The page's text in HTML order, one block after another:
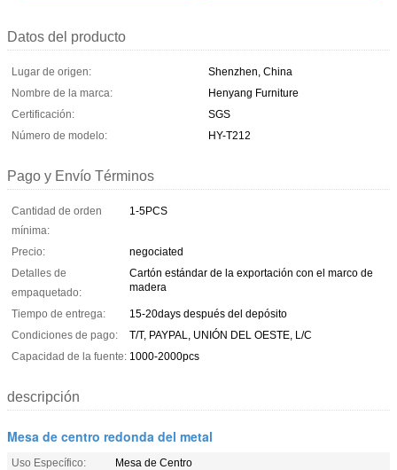
Datos del producto
Lugar de origen:
Shenzhen, China
Nombre de la marca:
Henyang Furniture
Certificación:
SGS
Número de modelo:
HY-T212
Pago y Envío Términos
Cantidad de orden
mínima:
1-5PCS
Precio:
negociated
Detalles de
empaquetado:
Cartón estándar de la exportación con el marco de
madera
Tiempo de entrega:
15-20days después del depósito
Condiciones de pago:
T/T, PAYPAL, UNIÓN DEL OESTE, L/C
Capacidad de la fuente: 1000-2000pcs
descripción
Mesa de centro redonda del metal
Uso Específico:
Mesa de Centro